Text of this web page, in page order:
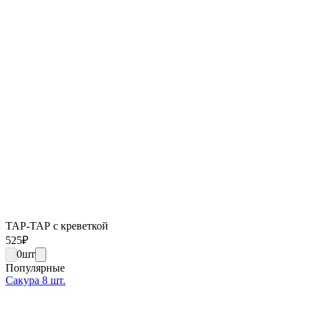
ТАР-ТАР с креветкой
525₽
0шт
Популярные
Сакура 8 шт.